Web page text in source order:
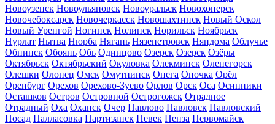
Новоузенск Новоульяновск Новоуральск Новохоперск
Новочебоксарск Новочеркасск Новошахтинск Новый Оскол
Новый Уренгой Ногинск Нолинск Норильск Ноябрьск
Нурлат Нытва Нюрба Нягань Нязепетровск Няндома Облучье
Обнинск Обоянь Обь Одинцово Озерск Озерск Озёры
Октябрьск Октябрьский Окуловка Олекминск Оленегорск
Олешки Олонец Омск Омутнинск Онега Опочка Орёл
Оренбург Орехов Орехово-Зуево Орлов Орск Оса Осинники
Осташков Остров Островной Острогожск Отрадное
Отрадный Оха Оханск Очер Павлово Павловск Павловский
Посад Палласовка Партизанск Певек Пенза Первомайск